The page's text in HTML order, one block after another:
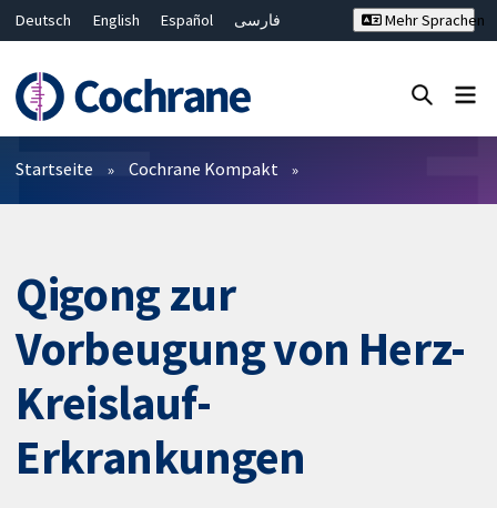
Deutsch English Español
فارسی
Bahasa Malaysia
ไทย
繁體中文
简体中文
Mehr Sprachen
Filter
Startseite Cochrane Kompakt
Qigong zur
Vorbeugung von Herz-
Kreislauf-
Erkrankungen